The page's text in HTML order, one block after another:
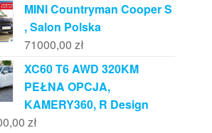
MINI Countryman Cooper S
, Salon Polska
71000,00 zł
XC60 T6 AWD 320KM
PEŁNA OPCJA,
KAMERY360, R Design
zł